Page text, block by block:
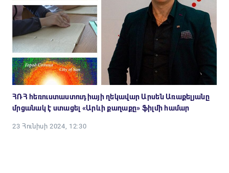
ՀՌՀ հեռուստաստուդիայի ղեկավար Արսեն Առաքելյանը
մրցանակ է ստացել «Արևի քաղաքը» ֆիլմի համար
23 Հունիսի 2024, 12:30